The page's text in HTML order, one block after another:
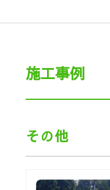
施工事例
その他